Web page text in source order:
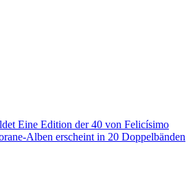
Eine Edition der 40 von Felicísimo
Alben erscheint in 20 Doppelbänden